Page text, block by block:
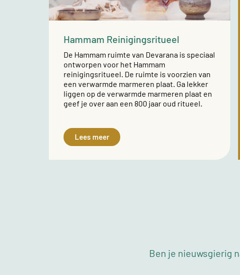
Hammam Reinigingsritueel
De Hammam ruimte van Devarana is speciaal
ontworpen voor het Hammam
reinigingsritueel. De ruimte is voorzien van
een verwarmde marmeren plaat. Ga lekker
liggen op de verwarmde marmeren plaat en
geef je over aan een 800 jaar oud ritueel.
Lees meer
Ben je nieuwsgierig